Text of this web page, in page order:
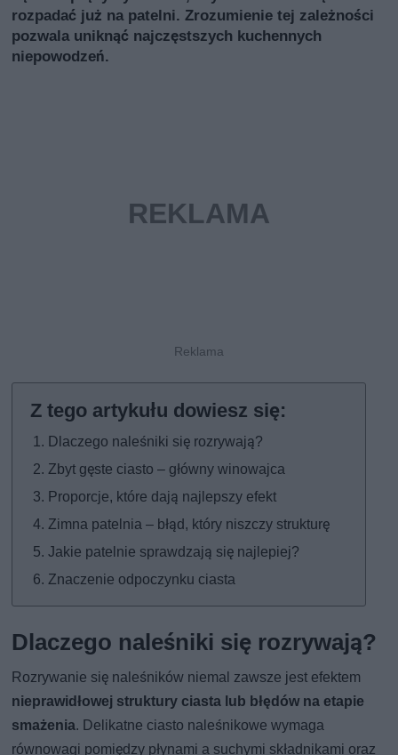
rozpadać już na patelni. Zrozumienie tej zależności
pozwala uniknąć najczęstszych kuchennych
niepowodzeń.
Dlaczego naleśniki się rozrywają?
Zbyt gęste ciasto – główny winowajca
Proporcje, które dają najlepszy efekt
Zimna patelnia – błąd, który niszczy strukturę
Jakie patelnie sprawdzają się najlepiej?
Znaczenie odpoczynku ciasta
Dlaczego naleśniki się rozrywają?
Rozrywanie się naleśników niemal zawsze jest efektem
nieprawidłowej struktury ciasta lub błędów na etapie
smażenia. Delikatne ciasto naleśnikowe wymaga
równowagi pomiędzy płynami a suchymi składnikami oraz